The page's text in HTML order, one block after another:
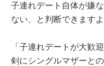
子連れデート自体が嫌
ない、と判断できますよ
「子連れデートが大歓
剣にシングルマザーと